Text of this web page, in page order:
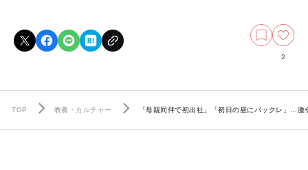
2
TOP 教養・カルチャー 「母親同伴で初出社」「初日の昼にバックレ」…